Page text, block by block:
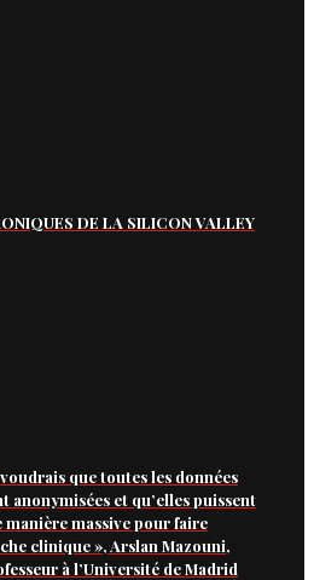
DE LA SILICON VALLEY
que toutes les données
anonymisées et qu’elles puissent
manière massive pour faire
clinique », Arslan Mazouni,
à l’Université de Madrid